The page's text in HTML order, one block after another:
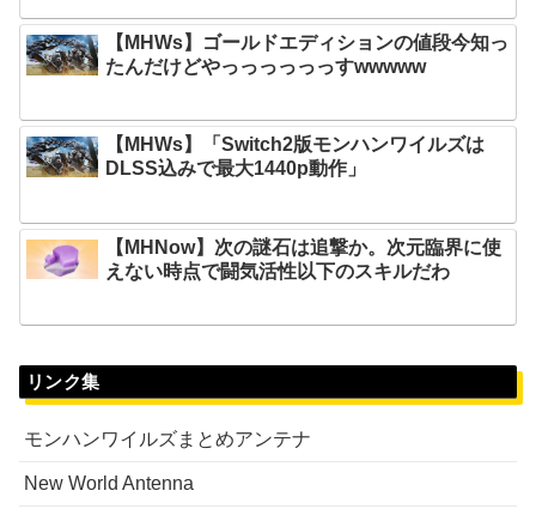
【MHWs】ゴールドエディションの値段今知っ
たんだけどやっっっっっっすwwwww
【MHWs】「Switch2版モンハンワイルズは
DLSS込みで最大1440p動作」
【MHNow】次の謎石は追撃か。次元臨界に使
えない時点で闘気活性以下のスキルだわ
リンク集
モンハンワイルズまとめアンテナ
New World Antenna